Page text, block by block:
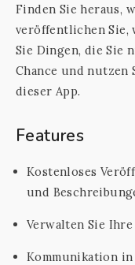
Finden Sie heraus,
veröffentlichen Sie,
Sie Dingen, die Sie
Chance und
dieser App.
Features
Kostenloses
und
Verwalten Sie
Kommunikation